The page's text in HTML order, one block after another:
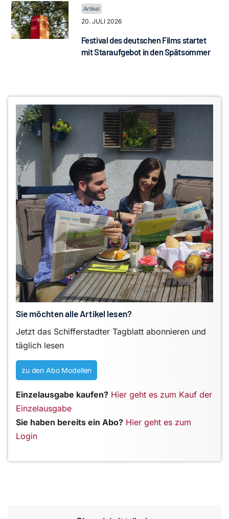
20. JULI 2026
Festival des deutschen Films startet
mit Staraufgebot in den Spätsommer
Sie möchten alle Artikel lesen?
Jetzt das Schifferstadter Tagblatt abonnieren und
täglich lesen
zu den Abo Modellen
Einzelausgabe kaufen? Hier geht es zum Kauf der
Einzelausgabe
Sie haben bereits ein Abo? Hier geht es zum
Login